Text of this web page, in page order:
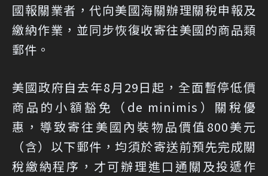
國報關業者，代向美國海關辦理關稅申報及
繳納作業，並同步恢復收寄往美國的商品類
郵件。
美國政府自去年8月29日起，全面暫停低價
商品的小額豁免（de minimis）關稅優
惠，導致寄往美國內裝物品價值800美元
（含）以下郵件，均須於寄送前預先完成關
稅繳納程序，才可辦理進口通關及投遞作